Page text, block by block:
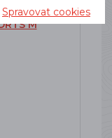
M
Spravovat cookies